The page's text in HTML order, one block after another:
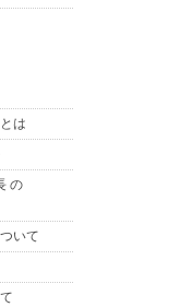
は
の
いて